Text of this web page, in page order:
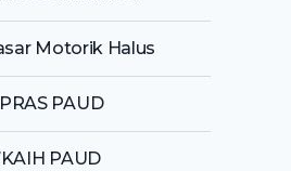
Motorik Halus
PAUD
PAUD